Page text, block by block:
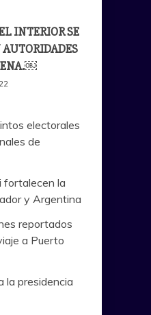
INTERIOR SE
electorales
de
fortalecen la
y Argentina
reportados
a Puerto
la presidencia